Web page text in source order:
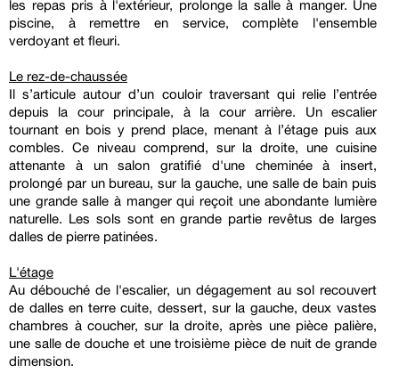
les repas pris à l'extérieur, prolonge la salle à manger. Une
piscine, à remettre en service, complète l'ensemble
verdoyant et fleuri.
Le rez-de-chaussée
Il s’articule autour d’un couloir traversant qui relie l’entrée
depuis la cour principale, à la cour arrière. Un escalier
tournant en bois y prend place, menant à l’étage puis aux
combles. Ce niveau comprend, sur la droite, une cuisine
attenante à un salon gratifié d'une cheminée à insert,
prolongé par un bureau, sur la gauche, une salle de bain puis
une grande salle à manger qui reçoit une abondante lumière
naturelle. Les sols sont en grande partie revêtus de larges
dalles de pierre patinées.
L'étage
Au débouché de l'escalier, un dégagement au sol recouvert
de dalles en terre cuite, dessert, sur la gauche, deux vastes
chambres à coucher, sur la droite, après une pièce palière,
une salle de douche et une troisième pièce de nuit de grande
dimension.